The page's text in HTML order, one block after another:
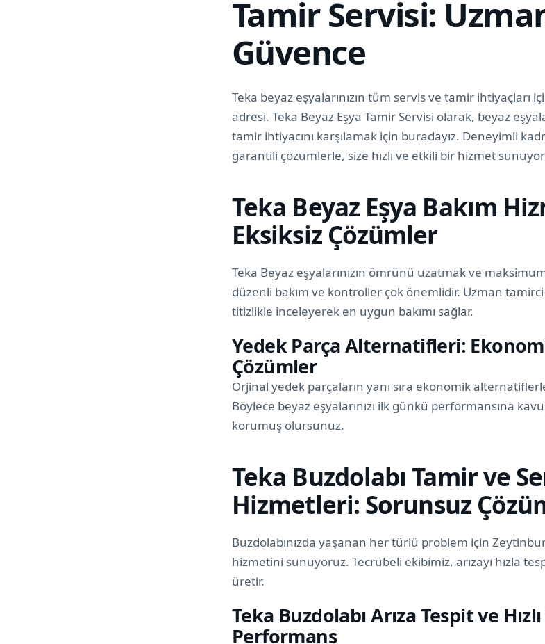
Tamir Servisi:
Güvence
Teka beyaz eşyalarınızın tüm servis ve tamir ihtiyaçları
adresi. Teka Beyaz Eşya Tamir Servisi olarak, beyaz
tamir ihtiyacını karşılamak için buradayız. Deneyimli
garantili çözümlerle, size hızlı ve etkili bir hizmet
Teka Beyaz Eşya Bakım
Eksiksiz Çözümler
Teka Beyaz eşyalarınızın ömrünü uzatmak ve
düzenli bakım ve kontroller çok önemlidir. Uzman tamirci
titizlikle inceleyerek en uygun bakımı sağlar.
Yedek Parça Alternatifleri:
Çözümler
Orjinal yedek parçaların yanı sıra ekonomik
Böylece beyaz eşyalarınızı ilk günkü performansına
korumuş olursunuz.
Teka Buzdolabı Tamir ve
Hizmetleri: Sorunsuz
Buzdolabınızda yaşanan her türlü problem için
hizmetini sunuyoruz. Tecrübeli ekibimiz, arızayı hızla
üretir.
Teka Buzdolabı Arıza Tespit ve
Performans